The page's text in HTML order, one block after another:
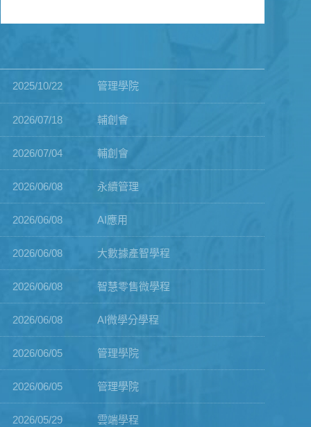
2025/10/22 管理學院
2026/07/18 輔創會
2026/07/04 輔創會
2026/06/08 永續管理
2026/06/08 AI應用
2026/06/08 大數據產智學程
2026/06/08 智慧零售微學程
2026/06/08 AI微學分學程
2026/06/05 管理學院
2026/06/05 管理學院
2026/05/29 雲端學程